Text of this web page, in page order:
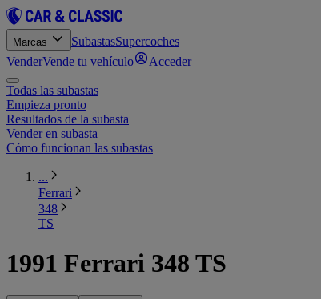
Marcas SubastasSupercoches
VenderVende tu vehículo Acceder
Todas las subastas
Empieza pronto
Resultados de la subasta
Vender en subasta
Cómo funcionan las subastas
...
Ferrari
348
TS
1991 Ferrari 348 TS